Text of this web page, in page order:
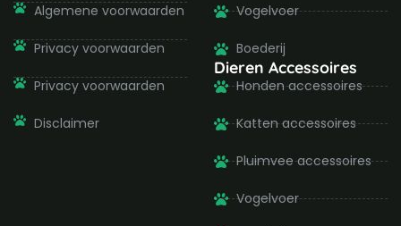
Algemene voorwaarden
Privacy voorwaarden
Privacy voorwaarden
Disclaimer
Vogelvoer
Boederij
Dieren Accessoires
Honden accessoires
Katten accessoires
Pluimvee accessoires
Vogelvoer